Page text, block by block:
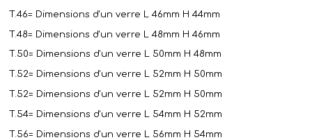
T.46= Dimensions d'un verre L 46mm H 44mm
T.48= Dimensions d'un verre L 48mm H 46mm
T.50= Dimensions d'un verre L 50mm H 48mm
T.52= Dimensions d'un verre L 52mm H 50mm
T.52= Dimensions d'un verre L 52mm H 50mm
T.54= Dimensions d'un verre L 54mm H 52mm
T.56= Dimensions d'un verre L 56mm H 54mm